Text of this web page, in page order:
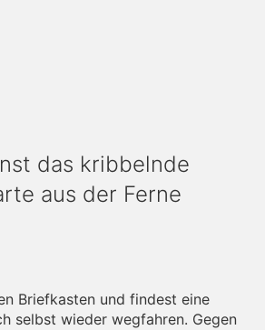
das kribbelnde
aus der Ferne
Briefkasten und findest eine
selbst wieder wegfahren. Gegen